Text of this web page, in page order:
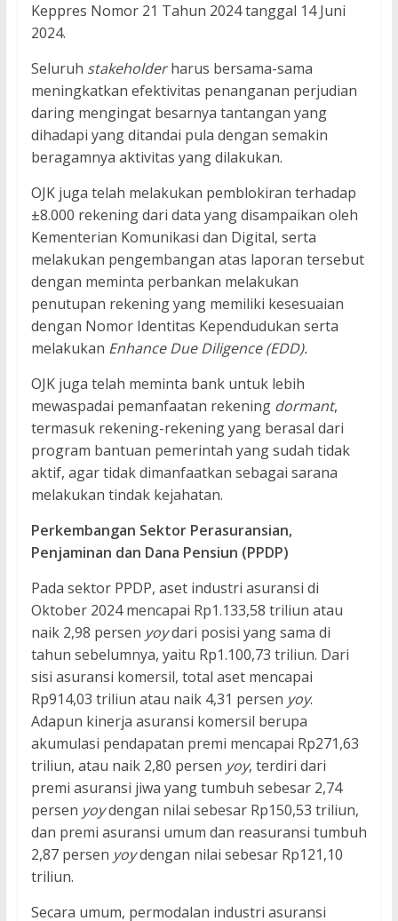
Keppres Nomor 21 Tahun 2024 tanggal 14 Juni
2024.
Seluruh stakeholderharus bersama-sama
meningkatkan efektivitas penanganan perjudian
daring mengingat besarnya tantangan yang
dihadapi yang ditandai pula dengan semakin
beragamnya aktivitas yang dilakukan.
OJK juga telah melakukan pemblokiran terhadap
±8.000 rekening dari data yang disampaikan oleh
Kementerian Komunikasi dan Digital, serta
melakukan pengembangan atas laporan tersebut
dengan meminta perbankan melakukan
penutupan rekening yang memiliki kesesuaian
dengan Nomor Identitas Kependudukan serta
melakukan Enhance Due Diligence (EDD).
OJK juga telah meminta bank untuk lebih
mewaspadai pemanfaatan rekening dormant,
termasuk rekening-rekening yang berasal dari
program bantuan pemerintah yang sudah tidak
aktif, agar tidak dimanfaatkan sebagai sarana
melakukan tindak kejahatan.
Perkembangan Sektor Perasuransian,
Penjaminan dan Dana Pensiun (PPDP)
Pada sektor PPDP, aset industri asuransi di
Oktober 2024 mencapai Rp1.133,58 triliun atau
naik 2,98 persen yoydari posisi yang sama di
tahun sebelumnya, yaitu Rp1.100,73 triliun. Dari
sisi asuransi komersil, total aset mencapai
Rp914,03 triliun atau naik 4,31 persen yoy.
Adapun kinerja asuransi komersil berupa
akumulasi pendapatan premi mencapai Rp271,63
triliun, atau naik 2,80 persen yoy, terdiri dari
premi asuransi jiwa yang tumbuh sebesar 2,74
persen yoydengan nilai sebesar Rp150,53 triliun,
dan premi asuransi umum dan reasuransi tumbuh
2,87 persen yoydengan nilai sebesar Rp121,10
triliun.
Secara umum, permodalan industri asuransi